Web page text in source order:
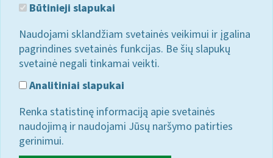
Būtinieji slapukai
Naudojami sklandžiam svetainės veikimui ir įgalina
pagrindines svetainės funkcijas. Be šių slapukų
svetainė negali tinkamai veikti.
Analitiniai slapukai
Renka statistinę informaciją apie svetainės
naudojimą ir naudojami Jūsų naršymo patirties
gerinimui.